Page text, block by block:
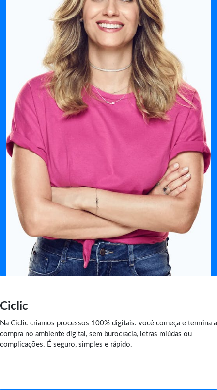
Ciclic
Na Ciclic criamos processos 100% digitais: você começa e termina a
compra no ambiente digital, sem burocracia, letras miúdas ou
complicações. É seguro, simples e rápido.